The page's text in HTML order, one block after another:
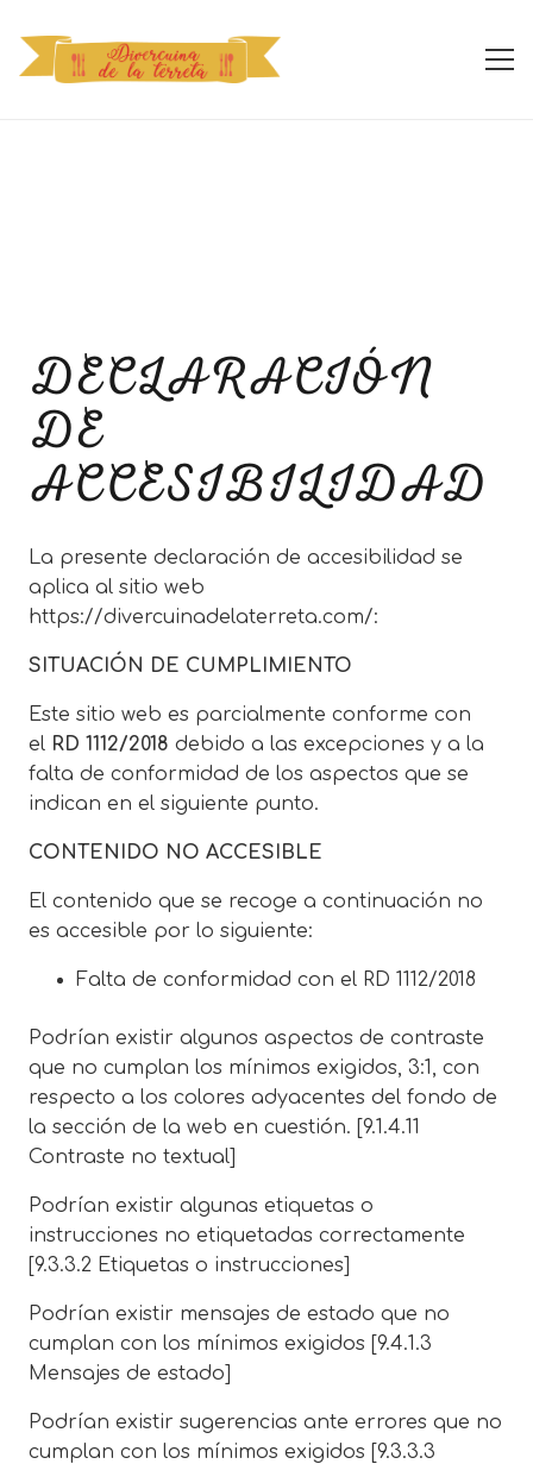
DECLARACIÓN
DE
ACCESIBILIDAD
La presente declaración de accesibilidad se
aplica al sitio web
https://divercuinadelaterreta.com/:
SITUACIÓN DE CUMPLIMIENTO
Este sitio web es parcialmente conforme con
el RD 1112/2018 debido a las excepciones y a la
falta de conformidad de los aspectos que se
indican en el siguiente punto.
CONTENIDO NO ACCESIBLE
El contenido que se recoge a continuación no
es accesible por lo siguiente:
Falta de conformidad con el RD 1112/2018
Podrían existir algunos aspectos de contraste
que no cumplan los mínimos exigidos, 3:1, con
respecto a los colores adyacentes del fondo de
la sección de la web en cuestión. [9.1.4.11
Contraste no textual]
Podrían existir algunas etiquetas o
instrucciones no etiquetadas correctamente
[9.3.3.2 Etiquetas o instrucciones]
Podrían existir mensajes de estado que no
cumplan con los mínimos exigidos [9.4.1.3
Mensajes de estado]
Podrían existir sugerencias ante errores que no
cumplan con los mínimos exigidos [9.3.3.3